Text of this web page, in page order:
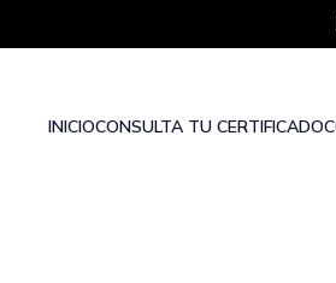
INICIOCONSULTA TU CERTIFICADO